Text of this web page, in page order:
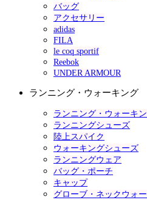
バッグ
アクセサリー
adidas
FILA
le coq sportif
Reebok
UNDER ARMOUR
ランニング・ウォーキング
ランニング・ウォーキ
ランニングシューズ
陸上スパイク
ウォーキングシューズ
ランニングウェア
バッグ・ポーチ
キャップ
グローブ・ネックウォ